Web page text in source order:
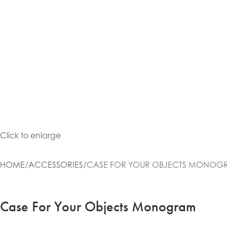
Click to enlarge
HOME ACCESSORIES CASE FOR YOUR OBJECTS
Case For Your Objects Monogram